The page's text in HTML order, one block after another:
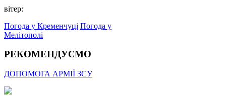
вітер:
Погода у Кременчуці Погода у
Мелітополі
РЕКОМЕНДУЄМО
ДОПОМОГА АРМІЇ ЗСУ